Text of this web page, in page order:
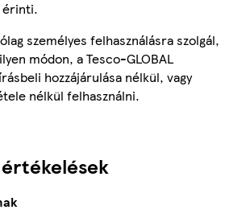
érinti.
személyes felhasználásra szolgál,
módon, a Tesco-GLOBAL
hozzájárulása nélkül, vagy
nélkül felhasználni.